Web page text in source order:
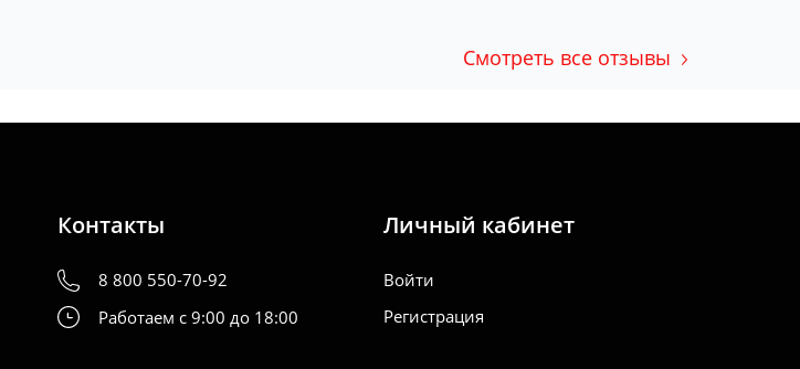
Смотреть все отзывы
Контакты
8 800 550-70-92
Работаем с 9:00 до 18:00
Личный кабинет
Войти
Регистрация